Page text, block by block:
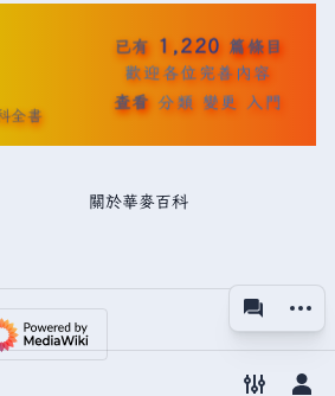
視圖
更多
全書
已有 1,220 篇條目
歡迎各位完善內容
查看 分類 變更 入門
關於華麥百科